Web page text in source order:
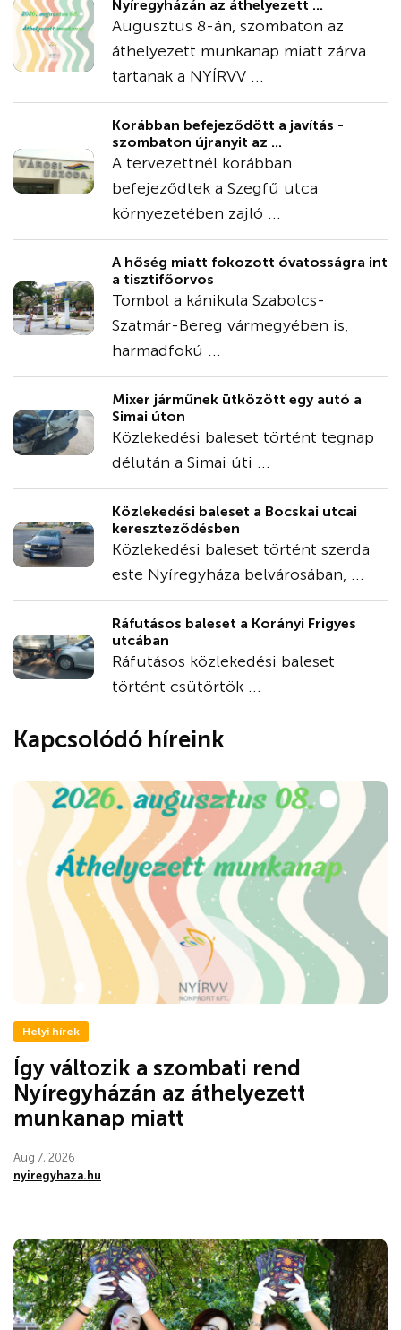
Nyíregyházán az áthelyezett ...
Augusztus 8-án, szombaton az
áthelyezett munkanap miatt zárva
tartanak a NYÍRVV ...
Korábban befejeződött a javítás -
szombaton újranyit az ...
A tervezettnél korábban
befejeződtek a Szegfű utca
környezetében zajló ...
A hőség miatt fokozott óvatosságra int
a tisztifőorvos
Tombol a kánikula Szabolcs-
Szatmár-Bereg vármegyében is,
harmadfokú ...
Mixer járműnek ütközött egy autó a
Simai úton
Közlekedési baleset történt tegnap
délután a Simai úti ...
Közlekedési baleset a Bocskai utcai
kereszteződésben
Közlekedési baleset történt szerda
este Nyíregyháza belvárosában, ...
Ráfutásos baleset a Korányi Frigyes
utcában
Ráfutásos közlekedési baleset
történt csütörtök ...
Kapcsolódó híreink
Helyi hírek
Így változik a szombati rend
Nyíregyházán az áthelyezett
munkanap miatt
Aug 7, 2026
nyiregyhaza.hu